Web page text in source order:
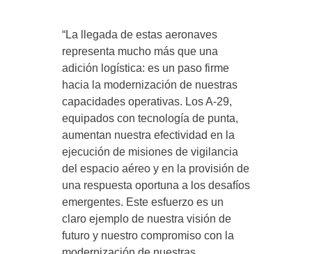
“La llegada de estas aeronaves
representa mucho más que una
adición logística: es un paso firme
hacia la modernización de nuestras
capacidades operativas. Los A-29,
equipados con tecnología de punta,
aumentan nuestra efectividad en la
ejecución de misiones de vigilancia
del espacio aéreo y en la provisión de
una respuesta oportuna a los desafíos
emergentes. Este esfuerzo es un
claro ejemplo de nuestra visión de
futuro y nuestro compromiso con la